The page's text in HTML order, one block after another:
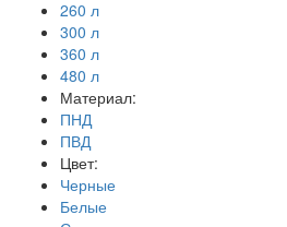
260 л
300 л
360 л
480 л
Материал:
ПНД
ПВД
Цвет:
Черные
Белые